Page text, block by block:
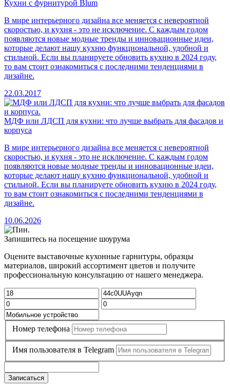
Кухни с фурнитурой Blum
В мире интерьерного дизайна все меняется с невероятной
скоростью, и кухня - это не исключение. С каждым годом
появляются новые модные тренды и инновационные идеи,
которые делают нашу кухню функциональной, удобной и
стильной. Если вы планируете обновить кухню в 2024 году,
то вам стоит ознакомиться с последними тенденциями в
дизайне.
22.03.2017
МДФ или ЛДСП для кухни: что лучше выбрать для фасадов и
корпуса
В мире интерьерного дизайна все меняется с невероятной
скоростью, и кухня - это не исключение. С каждым годом
появляются новые модные тренды и инновационные идеи,
которые делают нашу кухню функциональной, удобной и
стильной. Если вы планируете обновить кухню в 2024 году,
то вам стоит ознакомиться с последними тенденциями в
дизайне.
10.06.2026
Запишитесь на посещение шоурума
Оцените выставочные кухонные гарнитуры, образцы
материалов, широкий ассортимент цветов и получите
профессиональную консультацию от нашего менеджера.
Номер телефона
Имя пользователя в Telegram
Записаться